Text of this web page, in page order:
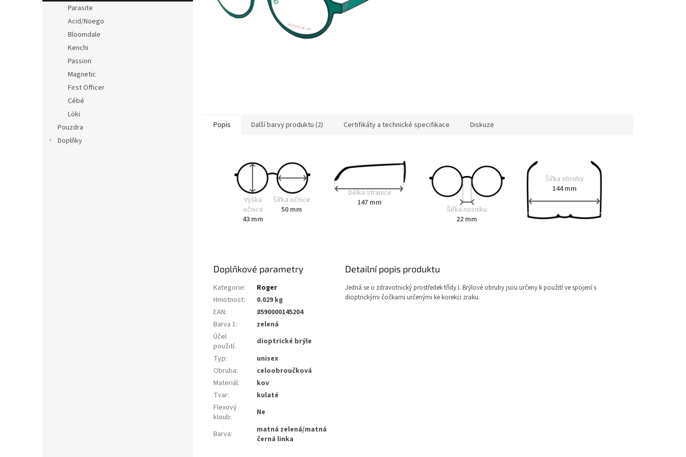
n
Parasite
Acid/Noego
Bloomdale
Kenchi
Passion
Magnetic
First Officer
Cébé
Löki
Pouzdra
Doplňky
Popis Další barvy produktu (2) Certifikáty a technické specifikace Diskuze
Výška
očnice
43 mm
Šířka očnice
50 mm
Délka stranice
147 mm
Šířka nosníku
22 mm
Šířka obruby
144 mm
Doplňkové parametry
Kategorie:
Roger
Hmotnost:
0.029 kg
EAN:
8590000145204
Barva 1:
zelená
Účel
použití:
dioptrické brýle
Typ:
unisex
Obruba:
celoobroučková
Materiál:
kov
Tvar:
kulaté
Flexový
kloub: Ne
Barva:
matná zelená/matná
černá linka
Detailní popis produktu
Jedná se o zdravotnický prostředek třídy I. Brýlové obruby jsou určeny k použití ve spojení s
dioptrickými čočkami určenými ke korekci zraku.